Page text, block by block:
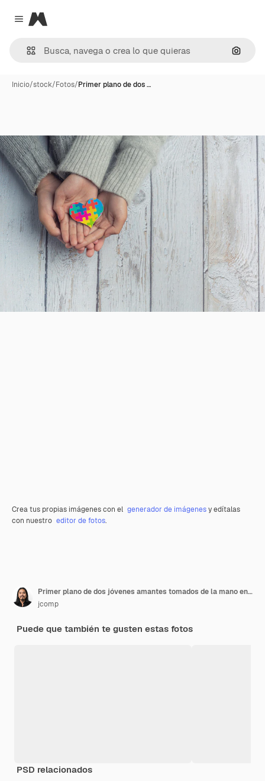
Close menu
Magnific
Inicio/stock/Fotos/Primer plano de dos …
Crea tus propias imágenes con el generador de imágenesy edítalas
con nuestro editor de fotos.
Primer plano de dos jóvenes amantes tomados de la mano en una mesa.
jcomp
Puede que también te gusten estas fotos
PSD relacionados